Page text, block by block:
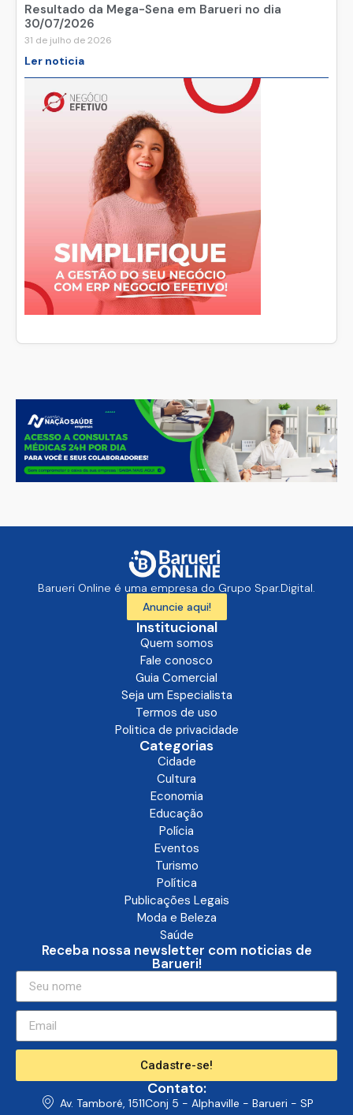
Resultado da Mega-Sena em Barueri no dia
30/07/2026
31 de julho de 2026
Ler noticia
Barueri Online é uma empresa do Grupo Spar.Digital.
Anuncie aqui!
Institucional
Quem somos
Fale conosco
Guia Comercial
Seja um Especialista
Termos de uso
Politica de privacidade
Categorias
Cidade
Cultura
Economia
Educação
Polícia
Eventos
Turismo
Política
Publicações Legais
Moda e Beleza
Saúde
Receba nossa newsletter com noticias de
Barueri!
Cadastre-se!
Contato:
Av. Tamboré, 1511Conj 5 - Alphaville - Barueri - SP